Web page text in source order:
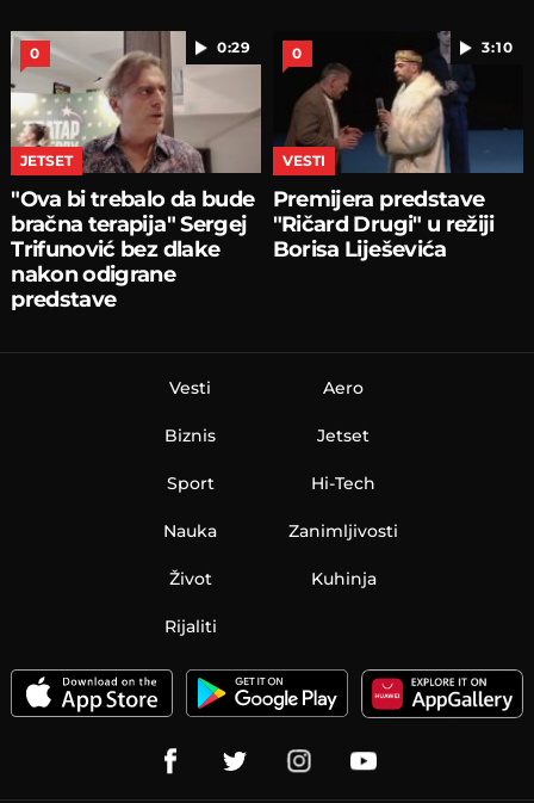
0:29
0
JETSET
"Ova bi trebalo da bude
bračna terapija" Sergej
Trifunović bez dlake
nakon odigrane
predstave
3:10
0
VESTI
Premijera predstave
"Ričard Drugi" u režiji
Borisa Liješevića
Vesti
Biznis
Sport
Nauka
Aero
Jetset
Hi-Tech
Zanimljivosti
Život Kuhinja
Rijaliti